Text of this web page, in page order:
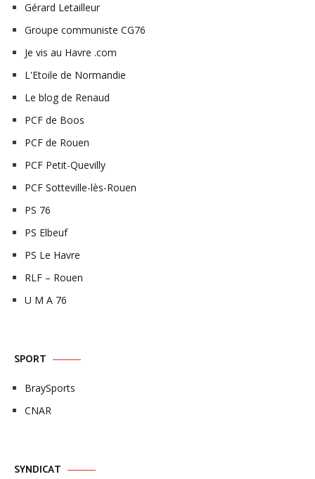
Gérard Letailleur
Groupe communiste CG76
Je vis au Havre .com
L'Etoile de Normandie
Le blog de Renaud
PCF de Boos
PCF de Rouen
PCF Petit-Quevilly
PCF Sotteville-lès-Rouen
PS 76
PS Elbeuf
PS Le Havre
RLF – Rouen
U M A 76
SPORT
BraySports
CNAR
SYNDICAT